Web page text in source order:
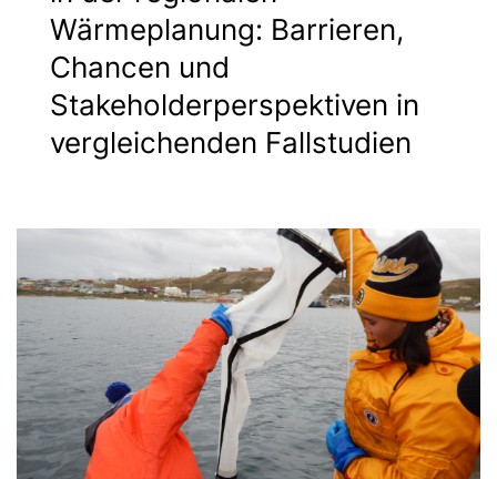
Wärmeplanung: Barrieren,
Chancen und
Stakeholderperspektiven in
vergleichenden Fallstudien